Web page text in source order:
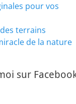
pour vos
terrains
de la nature
sur